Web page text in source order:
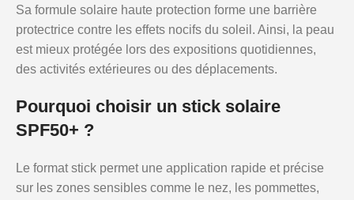
Sa formule solaire haute protection forme une barrière
protectrice contre les effets nocifs du soleil. Ainsi, la peau
est mieux protégée lors des expositions quotidiennes,
des activités extérieures ou des déplacements.
Pourquoi choisir un stick solaire
SPF50+ ?
Le format stick permet une application rapide et précise
sur les zones sensibles comme le nez, les pommettes,